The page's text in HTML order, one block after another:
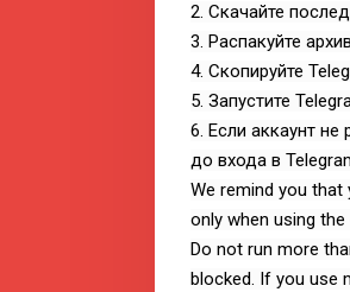
2. Скачайте
3. Распакуйте
4. Скопируйте
5. Запустите
6. Если аккаунт
до входа в
We remind you
only when using
Do not run more
blocked. If you use